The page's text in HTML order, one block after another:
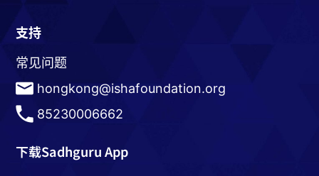
支持
常见问题
hongkong@ishafoundation.org
85230006662
下载Sadhguru App